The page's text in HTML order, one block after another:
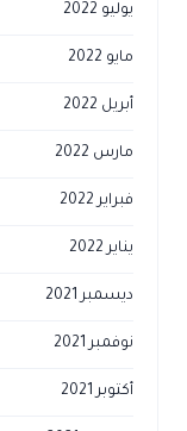
يوليو 2022
مايو 2022
أبريل 2022
مارس 2022
فبراير 2022
يناير 2022
ديسمبر 2021
نوفمبر 2021
أكتوبر 2021